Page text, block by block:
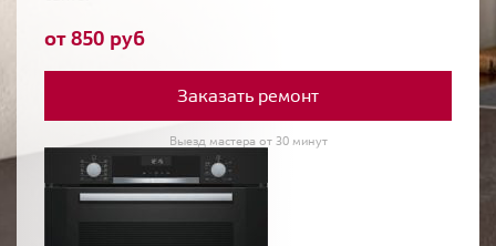
от 850 руб
Заказать ремонт
Выезд мастера от 30 минут